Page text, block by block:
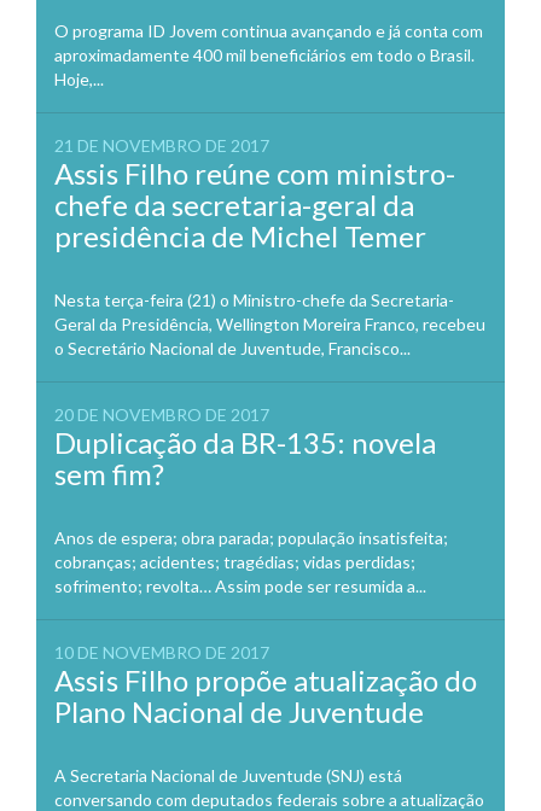
O programa ID Jovem continua avançando e já conta com
aproximadamente 400 mil beneficiários em todo o Brasil.
Hoje,...
21 DE NOVEMBRO DE 2017
Assis Filho reúne com ministro-
chefe da secretaria-geral da
presidência de Michel Temer
Nesta terça-feira (21) o Ministro-chefe da Secretaria-
Geral da Presidência, Wellington Moreira Franco, recebeu
o Secretário Nacional de Juventude, Francisco...
20 DE NOVEMBRO DE 2017
Duplicação da BR-135: novela
sem fim?
Anos de espera; obra parada; população insatisfeita;
cobranças; acidentes; tragédias; vidas perdidas;
sofrimento; revolta… Assim pode ser resumida a...
10 DE NOVEMBRO DE 2017
Assis Filho propõe atualização do
Plano Nacional de Juventude
A Secretaria Nacional de Juventude (SNJ) está
conversando com deputados federais sobre a atualização